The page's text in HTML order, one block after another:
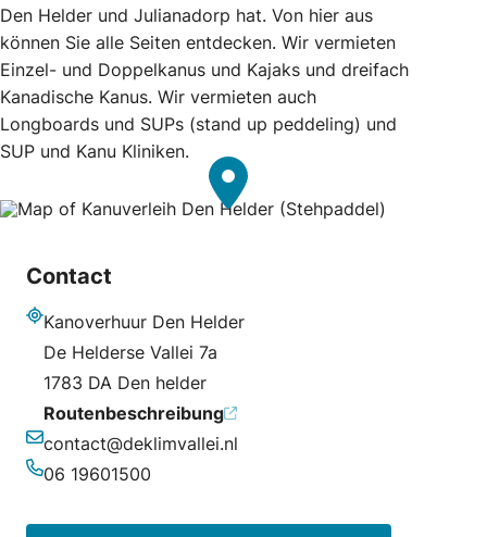
Den Helder und Julianadorp hat. Von hier aus
können Sie alle Seiten entdecken. Wir vermieten
Einzel- und Doppelkanus und Kajaks und dreifach
Kanadische Kanus. Wir vermieten auch
Longboards und SUPs (stand up peddeling) und
SUP und Kanu Kliniken.
Contact
Kanoverhuur Den Helder
De Helderse Vallei 7a
1783 DA Den helder
Routenbeschreibung
E-Mail-Adresse
contact@deklimvallei.nl
06 19601500